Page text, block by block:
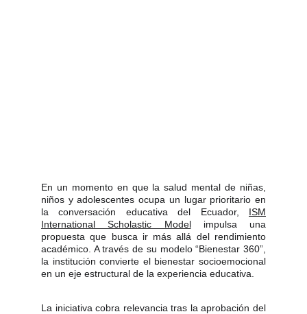
En un momento en que la salud mental de niñas,
niños y adolescentes ocupa un lugar prioritario en
la conversación educativa del Ecuador, ISM
International Scholastic Modelimpulsa una
propuesta que busca ir más allá del rendimiento
académico. A través de su modelo “Bienestar 360”,
la institución convierte el bienestar socioemocional
en un eje estructural de la experiencia educativa.
La iniciativa cobra relevancia tras la aprobación del